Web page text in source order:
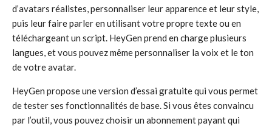
d’avatars réalistes, personnaliser leur apparence et leur style,
puis leur faire parler en utilisant votre propre texte ou en
téléchargeant un script. HeyGen prend en charge plusieurs
langues, et vous pouvez même personnaliser la voix et le ton
de votre avatar.
HeyGen propose une version d’essai gratuite qui vous permet
de tester ses fonctionnalités de base. Si vous êtes convaincu
par l’outil, vous pouvez choisir un abonnement payant qui